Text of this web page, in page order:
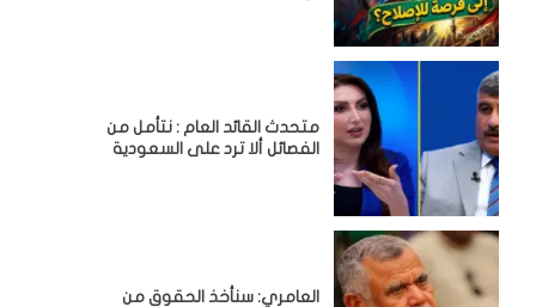
متحدث القائد العام : نتأمل من
الفصائل ألا ترد على السعودية
العامري: سنأخذ الحقوق من